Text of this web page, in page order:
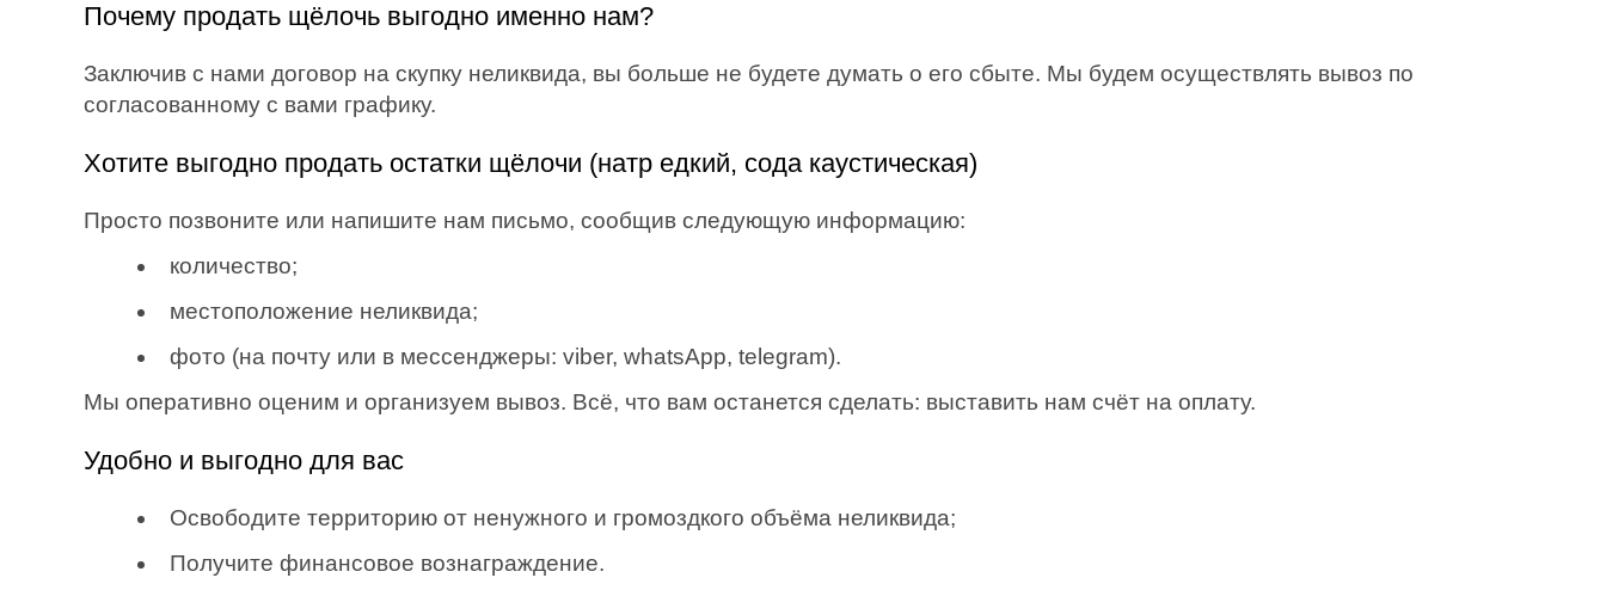
Почему продать щёлочь выгодно именно нам?
Заключив с нами договор на скупку неликвида, вы больше не будете думать о его сбыте. Мы будем осуществлять вывоз по
согласованному с вами графику.
Хотите выгодно продать остатки щёлочи (натр едкий, сода каустическая)
Просто позвоните или напишите нам письмо, сообщив следующую информацию:
количество;
местоположение неликвида;
фото (на почту или в мессенджеры: viber, whatsApp, telegram).
Мы оперативно оценим и организуем вывоз. Всё, что вам останется сделать: выставить нам счёт на оплату.
Удобно и выгодно для вас
Освободите территорию от ненужного и громоздкого объёма неликвида;
Получите финансовое вознаграждение.